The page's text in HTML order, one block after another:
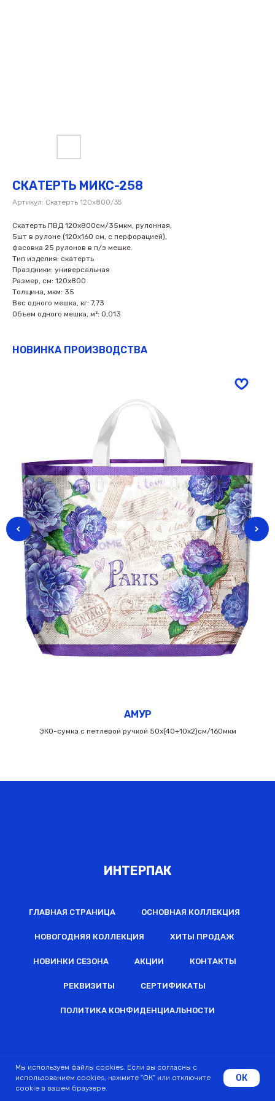
СКАТЕРТЬ МИКС-258
Артикул: Скатерть 120х800/35
Скатерть ПВД 120х800см/35мкм, рулонная,
5шт в рулоне (120х160 см, с перфорацией),
фасовка 25 рулонов в п/э мешке.
Тип изделия: скатерть
Праздники: универсальная
Размер, см: 120х800
Толщина, мкм: 35
Вес одного мешка, кг: 7,73
Объем одного мешка, м³: 0,013
НОВИНКА ПРОИЗВОДСТВА
АМУР
ЭКО-сумка с петлевой ручкой 50х(40+10х2)см/160мкм
ИНТЕРПАК
ГЛАВНАЯ СТРАНИЦА ОСНОВНАЯ КОЛЛЕКЦИЯ
НОВОГОДНЯЯ КОЛЛЕКЦИЯ ХИТЫ ПРОДАЖ
НОВИНКИ СЕЗОНА АКЦИИ КОНТАКТЫ
РЕКВИЗИТЫ СЕРТИФИКАТЫ
ПОЛИТИКА КОНФИДЕНЦИАЛЬНОСТИ
Мы используем файлы cookies. Если вы согласны с
использованием cookies, нажмите "ОК" или отключите
cookie в вашем браузере.
ОК